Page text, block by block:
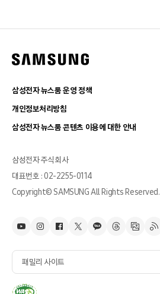
삼성전자 뉴스룸 운영 정책
개인정보처리방침
삼성전자 뉴스룸 콘텐츠 이용에 대한 안내
삼성전자 주식회사
대표번호 : 02-2255-0114
Copyright© SAMSUNG All Rights Reserved.
패밀리 사이트